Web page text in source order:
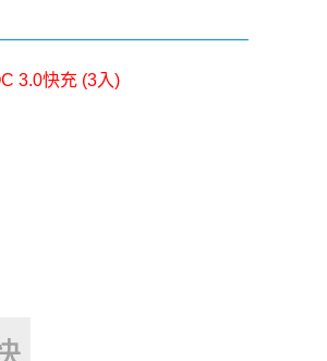
3.0快充 (3入)